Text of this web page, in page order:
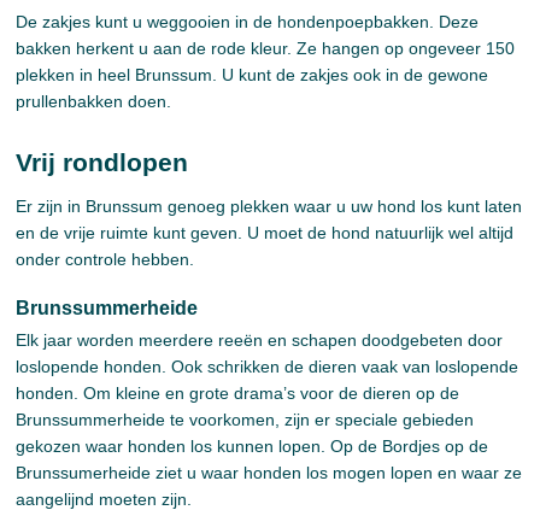
De zakjes kunt u weggooien in de hondenpoepbakken. Deze
bakken herkent u aan de rode kleur. Ze hangen op ongeveer 150
plekken in heel Brunssum. U kunt de zakjes ook in de gewone
prullenbakken doen.
Vrij rondlopen
Er zijn in Brunssum genoeg plekken waar u uw hond los kunt laten
en de vrije ruimte kunt geven. U moet de hond natuurlijk wel altijd
onder controle hebben.
Brunssummerheide
Elk jaar worden meerdere reeën en schapen doodgebeten door
loslopende honden. Ook schrikken de dieren vaak van loslopende
honden. Om kleine en grote drama’s voor de dieren op de
Brunssummerheide te voorkomen, zijn er speciale gebieden
gekozen waar honden los kunnen lopen. Op de Bordjes op de
Brunssumerheide ziet u waar honden los mogen lopen en waar ze
aangelijnd moeten zijn.